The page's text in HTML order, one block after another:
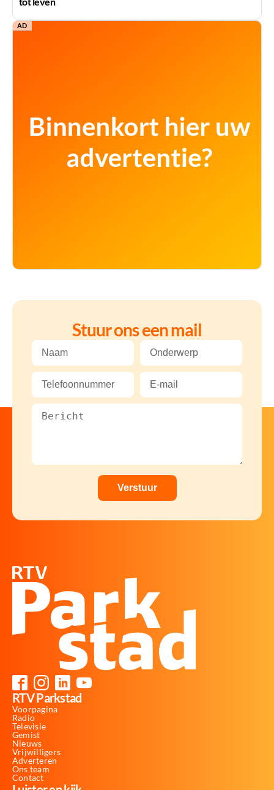
AD
Stuur ons een mail
RTV Parkstad
Voorpagina
Radio
Televisie
Gemist
Nieuws
Vrijwilligers
Adverteren
Ons team
Contact